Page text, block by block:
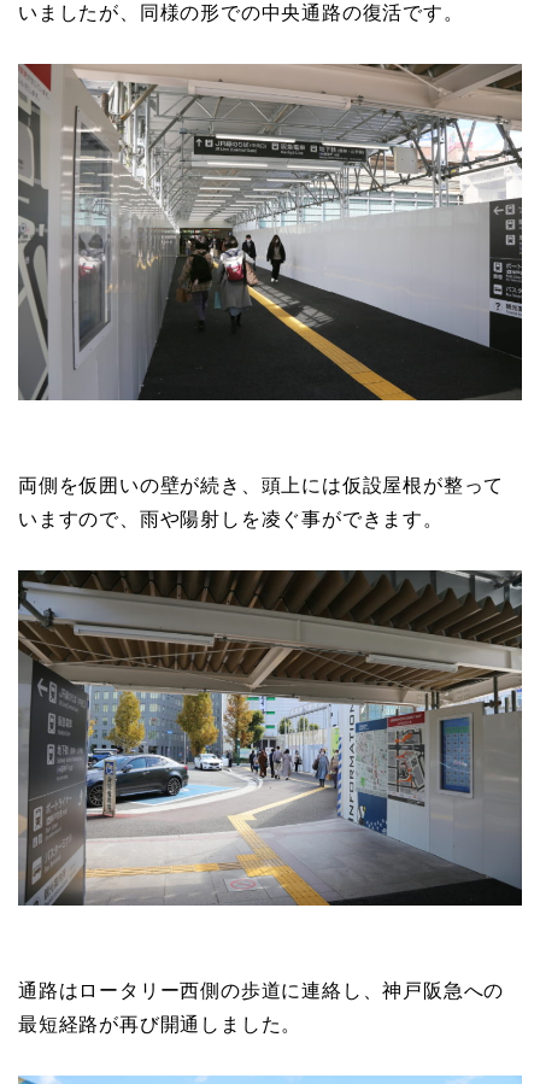
いましたが、同様の形での中央通路の復活です。
両側を仮囲いの壁が続き、頭上には仮設屋根が整って
いますので、雨や陽射しを凌ぐ事ができます。
通路はロータリー西側の歩道に連絡し、神戸阪急への
最短経路が再び開通しました。